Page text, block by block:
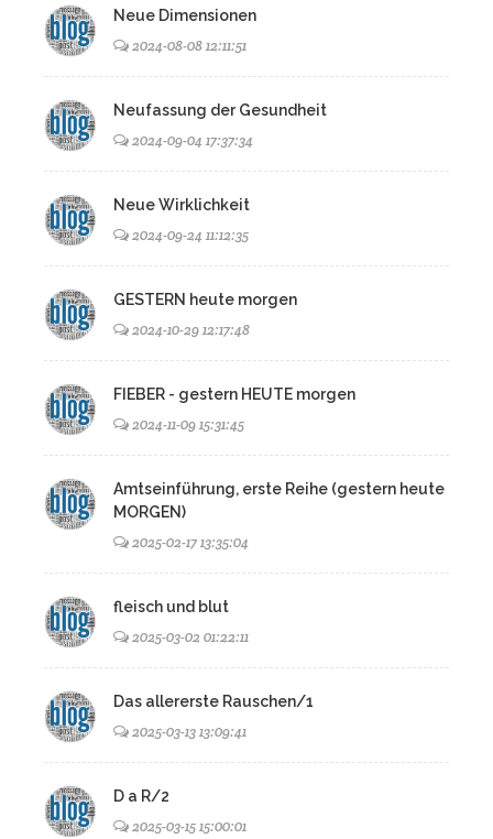
Neue Dimensionen
2024-08-08 12:11:51
Neufassung der Gesundheit
2024-09-04 17:37:34
Neue Wirklichkeit
2024-09-24 11:12:35
GESTERN heute morgen
2024-10-29 12:17:48
FIEBER - gestern HEUTE morgen
2024-11-09 15:31:45
Amtseinführung, erste Reihe (gestern heute
MORGEN)
2025-02-17 13:35:04
fleisch und blut
2025-03-02 01:22:11
Das allererste Rauschen/1
2025-03-13 13:09:41
D a R/2
2025-03-15 15:00:01